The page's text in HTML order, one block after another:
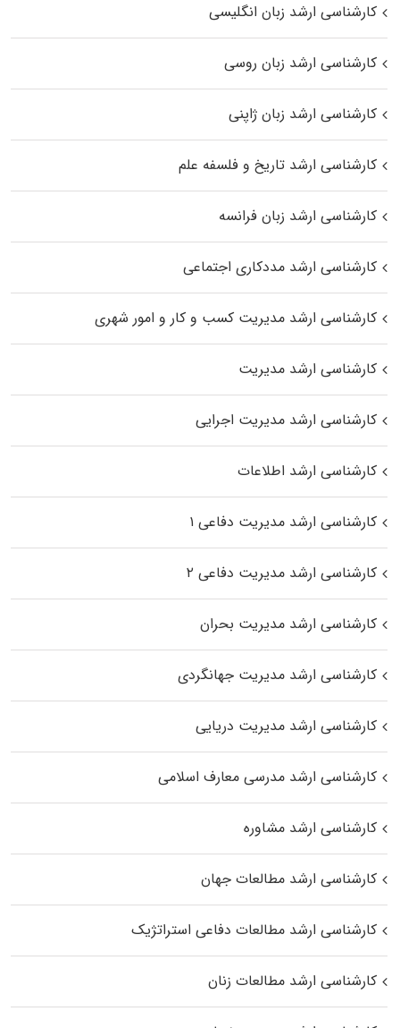
کارشناسی ارشد زبان انگلیسی
کارشناسی ارشد زبان روسی
کارشناسی ارشد زبان ژاپنی
کارشناسی ارشد تاریخ و فلسفه علم
کارشناسی ارشد زبان فرانسه
کارشناسی ارشد مددکاری اجتماعی
کارشناسی ارشد مدیریت کسب و کار و امور شهری
کارشناسی ارشد مدیریت
کارشناسی ارشد مدیریت اجرایی
کارشناسی ارشد اطلاعات
کارشناسی ارشد مدیریت دفاعی ۱
کارشناسی ارشد مدیریت دفاعی ۲
کارشناسی ارشد مدیریت بحران
کارشناسی ارشد مدیریت جهانگردی
کارشناسی ارشد مدیریت دریایی
کارشناسی ارشد مدرسی معارف اسلامی
کارشناسی ارشد مشاوره
کارشناسی ارشد مطالعات جهان
کارشناسی ارشد مطالعات دفاعی استراتژیک
کارشناسی ارشد مطالعات زنان